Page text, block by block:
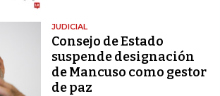
JUDICIAL
Consejo de Estado
suspende designación
de Mancuso como gestor
de paz